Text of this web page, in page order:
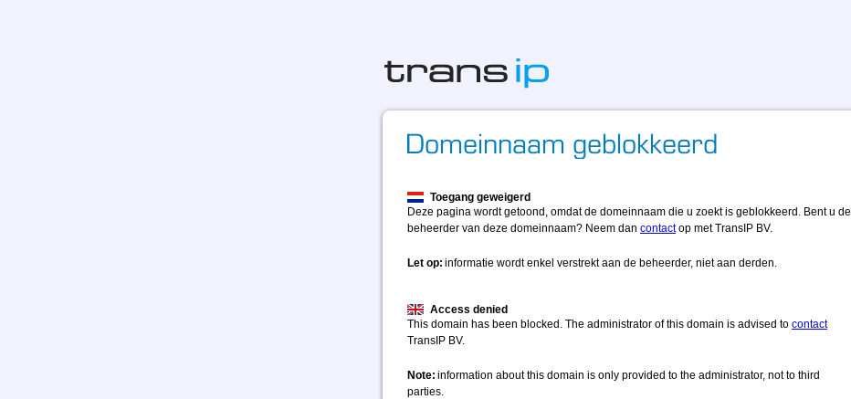
Toegang geweigerd
Deze pagina wordt getoond, omdat de domeinnaam die u zoekt is geblokkeerd. Bent u de
beheerder van deze domeinnaam? Neem dan contactop met TransIP BV.
Let op: informatie wordt enkel verstrekt aan de beheerder, niet aan derden.
Access denied
This domain has been blocked. The administrator of this domain is advised to contact
TransIP BV.
Note: information about this domain is only provided to the administrator, not to third
parties.